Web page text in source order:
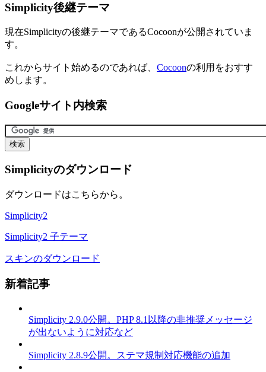
Simplicity後継テーマ
現在Simplicityの後継テーマであるCocoonが公開されていま
す。
これからサイト始めるのであれば、 Cocoonの利用をおすす
めします。
Googleサイト内検索
Simplicityのダウンロード
ダウンロードはこちらから。
Simplicity2
Simplicity2 子テーマ
スキンのダウンロード
新着記事
Simplicity 2.9.0公開。PHP 8.1以降の非推奨メッセージ
が出ないように対応など
Simplicity 2.8.9公開。ステマ規制対応機能の追加